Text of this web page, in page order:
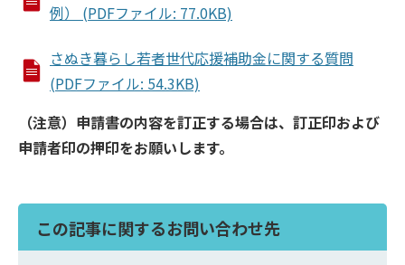
例） (PDFファイル: 77.0KB)
さぬき暮らし若者世代応援補助金に関する質問
(PDFファイル: 54.3KB)
（注意）申請書の内容を訂正する場合は、訂正印および
申請者印の押印をお願いします。
この記事に関するお問い合わせ先